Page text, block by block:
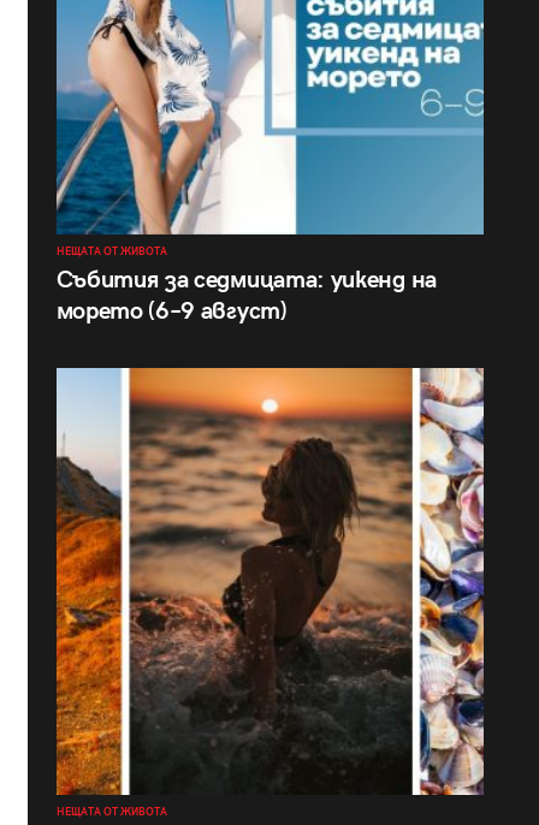
НЕЩАТА ОТ ЖИВОТА
Събития за седмицата: уикенд на
морето (6–9 август)
НЕЩАТА ОТ ЖИВОТА